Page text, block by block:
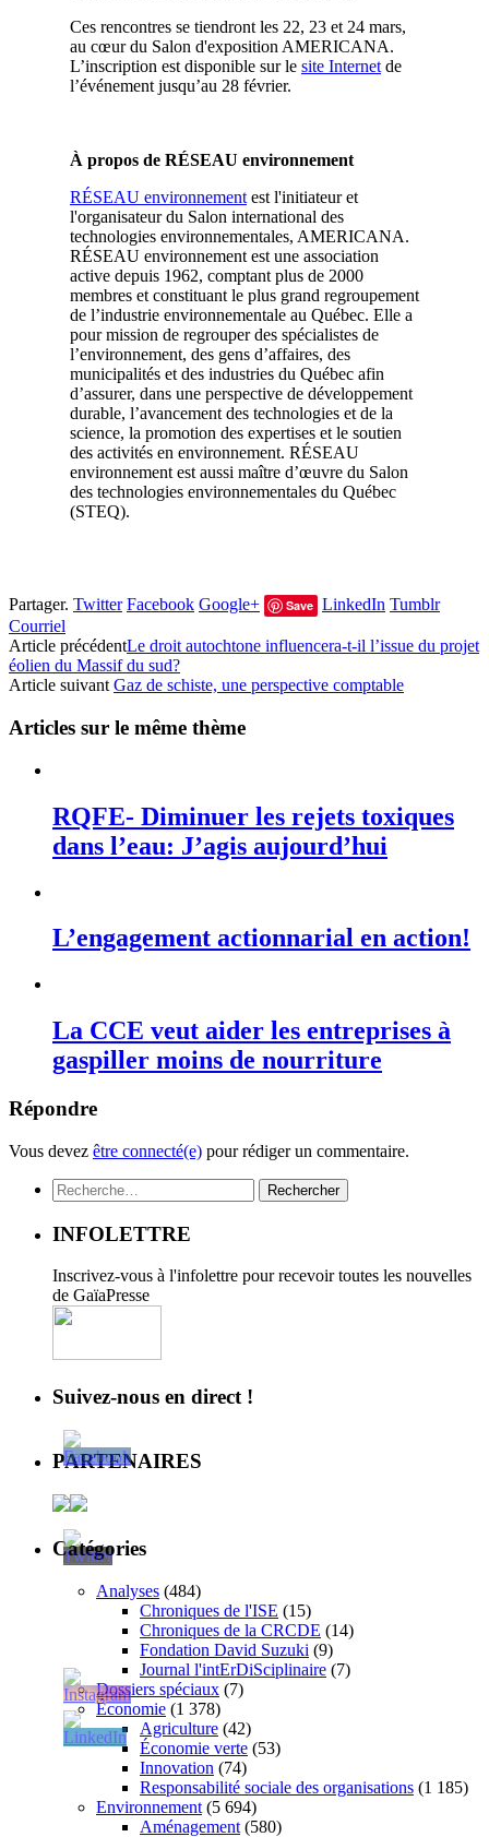
Ces rencontres se tiendront les 22, 23 et 24 mars,
au cœur du Salon d'exposition AMERICANA.
L’inscription est disponible sur le site Internet de
l’événement jusqu’au 28 février.
À propos de RÉSEAU environnement
RÉSEAU environnement est l'initiateur et
l'organisateur du Salon international des
technologies environnementales, AMERICANA.
RÉSEAU environnement est une association
active depuis 1962, comptant plus de 2000
membres et constituant le plus grand regroupement
de l’industrie environnementale au Québec. Elle a
pour mission de regrouper des spécialistes de
l’environnement, des gens d’affaires, des
municipalités et des industries du Québec afin
d’assurer, dans une perspective de développement
durable, l’avancement des technologies et de la
science, la promotion des expertises et le soutien
des activités en environnement. RÉSEAU
environnement est aussi maître d’œuvre du Salon
des technologies environnementales du Québec
(STEQ).
Partager. Twitter Facebook Google+ Save LinkedIn Tumblr
Courriel
Article précédentLe droit autochtone influencera-t-il l’issue du projet
éolien du Massif du sud?
Article suivant Gaz de schiste, une perspective comptable
Articles sur le même thème
RQFE- Diminuer les rejets toxiques
dans l’eau: J’agis aujourd’hui
L’engagement actionnarial en action!
La CCE veut aider les entreprises à
gaspiller moins de nourriture
Répondre
Vous devez être connecté(e) pour rédiger un commentaire.
Rechercher :
INFOLETTRE
Inscrivez-vous à l'infolettre pour recevoir toutes les nouvelles
de GaïaPresse
Suivez-nous en direct !
PARTENAIRES
Catégories
Analyses (484)
Chroniques de l'ISE (15)
Chroniques de la CRCDE (14)
Fondation David Suzuki (9)
Journal l'intErDiSciplinaire (7)
Dossiers spéciaux (7)
Économie (1 378)
Agriculture (42)
Économie verte (53)
Innovation (74)
Responsabilité sociale des organisations (1 185)
Environnement (5 694)
Aménagement (580)